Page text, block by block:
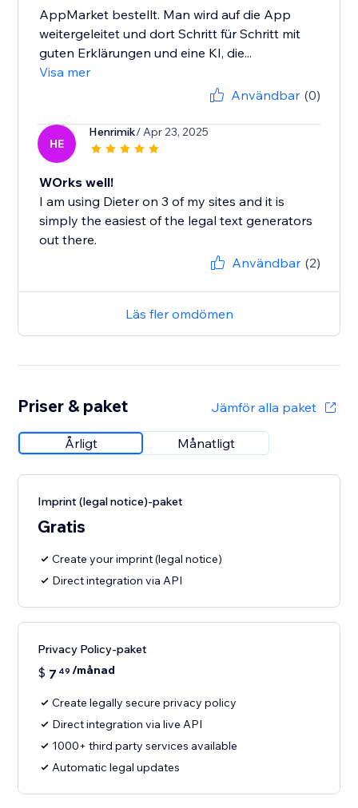
AppMarket bestellt. Man wird auf die App
weitergeleitet und dort Schritt für Schritt mit
guten Erklärungen und eine KI, die...
Visa mer
Användbar (0)
HE
Henrimik/ Apr 23, 2025
WOrks well!
I am using Dieter on 3 of my sites and it is
simply the easiest of the legal text generators
out there.
Användbar (2)
Läs fler omdömen
Priser & paket Jämför alla paket
Årligt Månatligt
Imprint (legal notice)-paket
Gratis
Create your imprint (legal notice)
Direct integration via API
Privacy Policy-paket
$ 7 49 /månad
Create legally secure privacy policy
Direct integration via live API
1000+ third party services available
Automatic legal updates